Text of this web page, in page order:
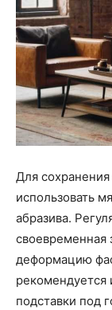
Для
использовать
абразива.
своевременная
деформацию
рекомендуется
подставки под